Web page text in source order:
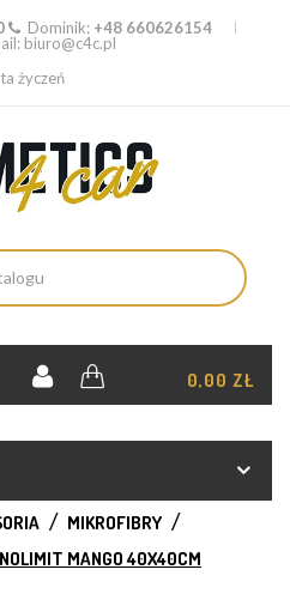
Dominik: +48 660626154
biuro@c4c.pl
życzeń
0,00 ZŁ
MIKROFIBRY
MANGO 40X40CM